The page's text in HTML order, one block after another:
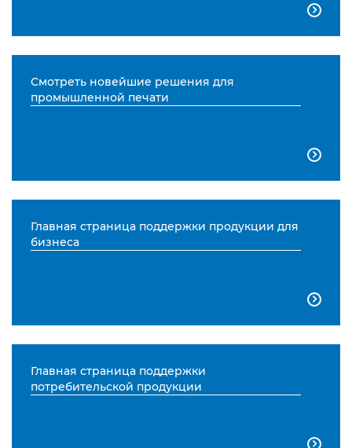

Смотреть новейшие решения для
промышленной печати

Главная страница поддержки продукции для
бизнеса

Главная страница поддержки
потребительской продукции
